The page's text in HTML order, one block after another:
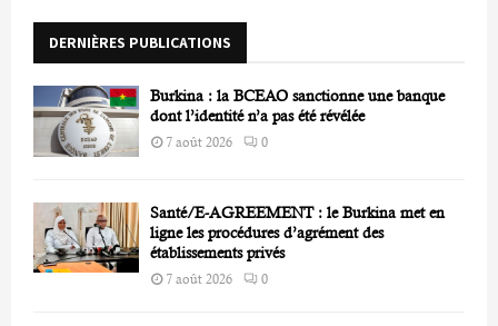
r
DERNIÈRES PUBLICATIONS
Burkina : la BCEAO sanctionne une banque
dont l’identité n’a pas été révélée
7 août 2026 0
Santé/E-AGREEMENT : le Burkina met en
ligne les procédures d’agrément des
établissements privés
7 août 2026 0